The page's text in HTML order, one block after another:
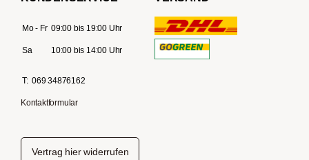
Mo - Fr 09:00 bis 19:00 Uhr
Sa 10:00 bis 14:00 Uhr
T: 069 34876162
Kontaktformular
Vertrag hier widerrufen